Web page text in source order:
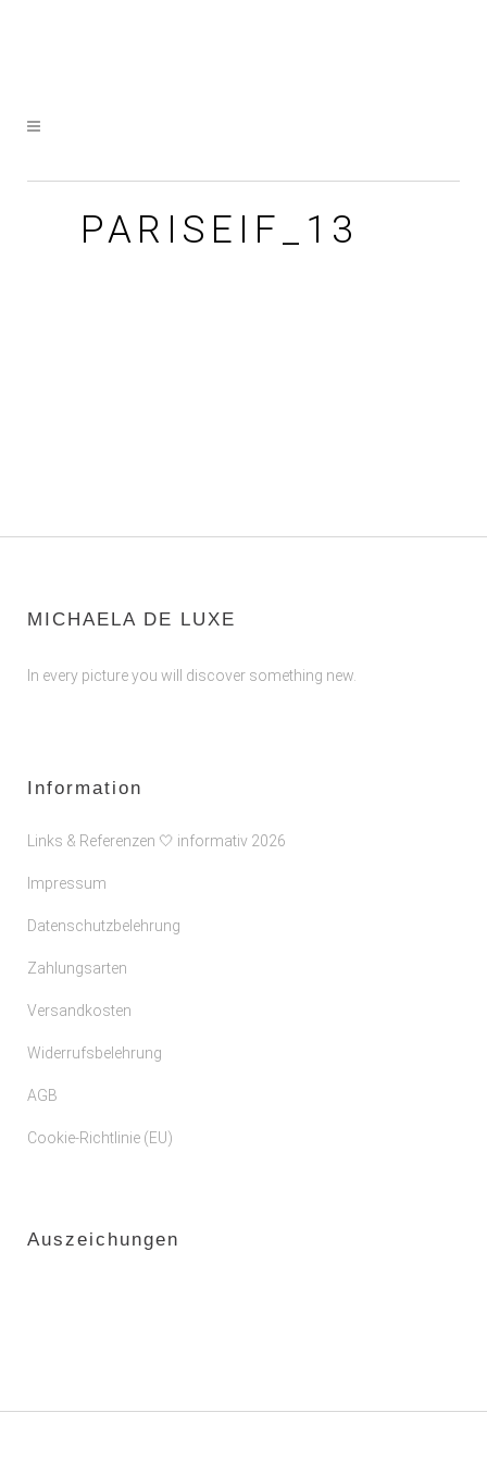
PARISEIF_13
MICHAELA DE LUXE
In every picture you will discover something new.
Information
Links & Referenzen 🤍 informativ 2026
Impressum
Datenschutzbelehrung
Zahlungsarten
Versandkosten
Widerrufsbelehrung
AGB
Cookie-Richtlinie (EU)
Auszeichungen